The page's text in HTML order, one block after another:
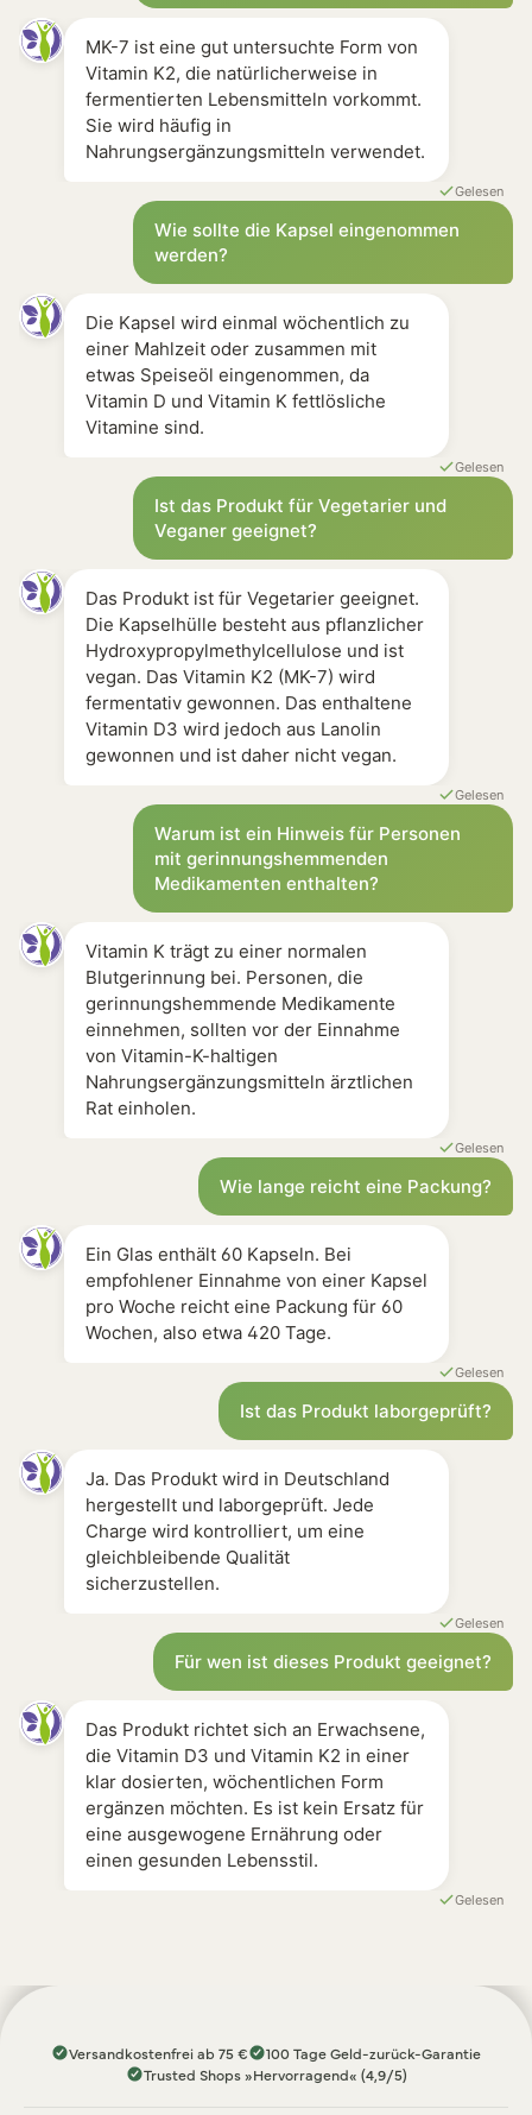
MK-7 ist eine gut untersuchte Form von
Vitamin K2, die natürlicherweise in
fermentierten Lebensmitteln vorkommt.
Sie wird häufig in
Nahrungsergänzungsmitteln verwendet.
Gelesen
Wie sollte die Kapsel eingenommen
werden?
Die Kapsel wird einmal wöchentlich zu
einer Mahlzeit oder zusammen mit
etwas Speiseöl eingenommen, da
Vitamin D und Vitamin K fettlösliche
Vitamine sind.
Gelesen
Ist das Produkt für Vegetarier und
Veganer geeignet?
Das Produkt ist für Vegetarier geeignet.
Die Kapselhülle besteht aus pflanzlicher
Hydroxypropylmethylcellulose und ist
vegan. Das Vitamin K2 (MK-7) wird
fermentativ gewonnen. Das enthaltene
Vitamin D3 wird jedoch aus Lanolin
gewonnen und ist daher nicht vegan.
Gelesen
Warum ist ein Hinweis für Personen
mit gerinnungshemmenden
Medikamenten enthalten?
Vitamin K trägt zu einer normalen
Blutgerinnung bei. Personen, die
gerinnungshemmende Medikamente
einnehmen, sollten vor der Einnahme
von Vitamin-K-haltigen
Nahrungsergänzungsmitteln ärztlichen
Rat einholen.
Gelesen
Wie lange reicht eine Packung?
Ein Glas enthält 60 Kapseln. Bei
empfohlener Einnahme von einer Kapsel
pro Woche reicht eine Packung für 60
Wochen, also etwa 420 Tage.
Gelesen
Ist das Produkt laborgeprüft?
Ja. Das Produkt wird in Deutschland
hergestellt und laborgeprüft. Jede
Charge wird kontrolliert, um eine
gleichbleibende Qualität
sicherzustellen.
Gelesen
Für wen ist dieses Produkt geeignet?
Das Produkt richtet sich an Erwachsene,
die Vitamin D3 und Vitamin K2 in einer
klar dosierten, wöchentlichen Form
ergänzen möchten. Es ist kein Ersatz für
eine ausgewogene Ernährung oder
einen gesunden Lebensstil.
Gelesen
Versandkostenfrei ab 75 €
100 Tage Geld-zurück-Garantie
Trusted Shops »Hervorragend« (4,9/5)